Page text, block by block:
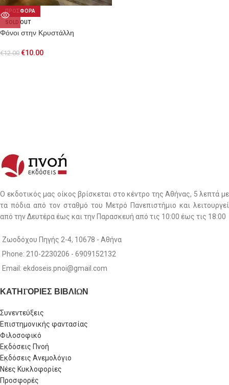
ΠΡΟΣΦΟΡΑ
SOLD OUT
Φόνοι στην Κρυστάλλη
€12.00 €10.00
Ο εκδοτικός μας οίκος βρίσκεται στο κέντρο της Αθήνας, 5 λεπτά με
τα πόδια από τον σταθμό του Μετρό Πανεπιστήμιο και λειτουργεί
από την Δευτέρα έως και την Παρασκευή από τις 10:00 έως τις 18:00
Ζωοδόχου Πηγής 2-4, 10678 - Αθήνα
Phone: 210-2230206 - 6909152132
Email: ekdoseis.pnoi@gmail.com
ΚΑΤΗΓΟΡΙΕΣ ΒΙΒΛΙΩΝ
Συνεντεύξεις
Επιστημονικής φαντασίας
Φιλοσοφικό
Εκδόσεις Πνοή
Εκδόσεις Ανεμολόγιο
Νέες Κυκλοφορίες
Προσφορές